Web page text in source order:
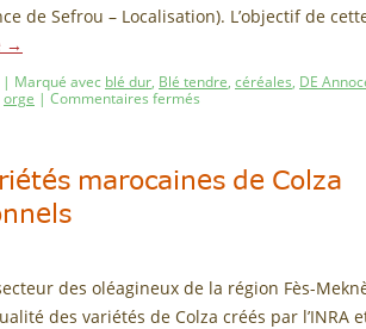
de Sefrou – Localisation). L’objectif de
→
| Marqué avec blé dur, Blé tendre, céréales, DE
orge | Commentaires fermés
marocaines de Colza
des oléagineux de la région Fès-
des variétés de Colza créés par l’INRA